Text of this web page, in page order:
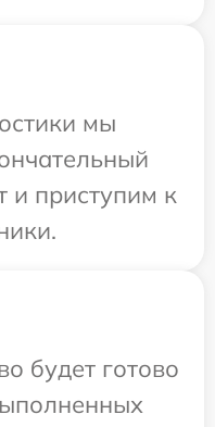
мы
и приступим к
будет готово